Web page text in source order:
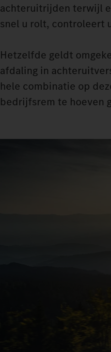
achteruitrijden terwijl
snel u rolt, controleert
Hetzelfde geldt
afdaling in
hele combinatie op
bedrijfsrem te hoeven